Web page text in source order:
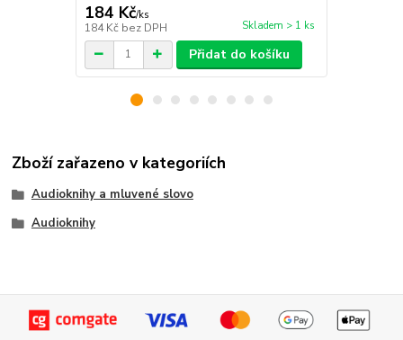
184 Kč/ks
184 Kč bez DPH Skladem > 1 ks
Přidat do košíku
Zboží zařazeno v kategoriích
Audioknihy a mluvené slovo
Audioknihy